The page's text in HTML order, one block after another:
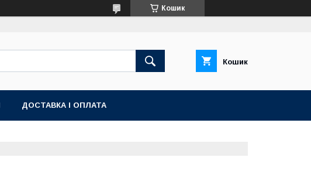
Кошик
Кошик
ДОСТАВКА І ОПЛАТА